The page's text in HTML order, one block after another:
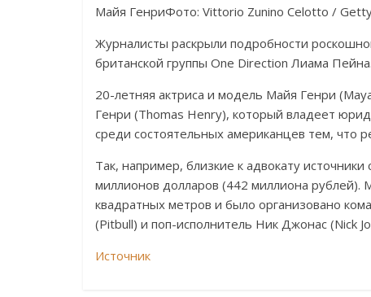
Майя ГенриФото: Vittorio Zunino Celotto /
Журналисты раскрыли подробности
британской группы One Direction Лиама
20-летняя актриса и модель Майя Генри
Генри (Thomas Henry), который владеет
среди состоятельных американцев тем, что
Так, например, близкие к адвокату
миллионов долларов (442 миллиона
квадратных метров и было организовано
(Pitbull) и поп-исполнитель Ник Джонас (Nick
Источник